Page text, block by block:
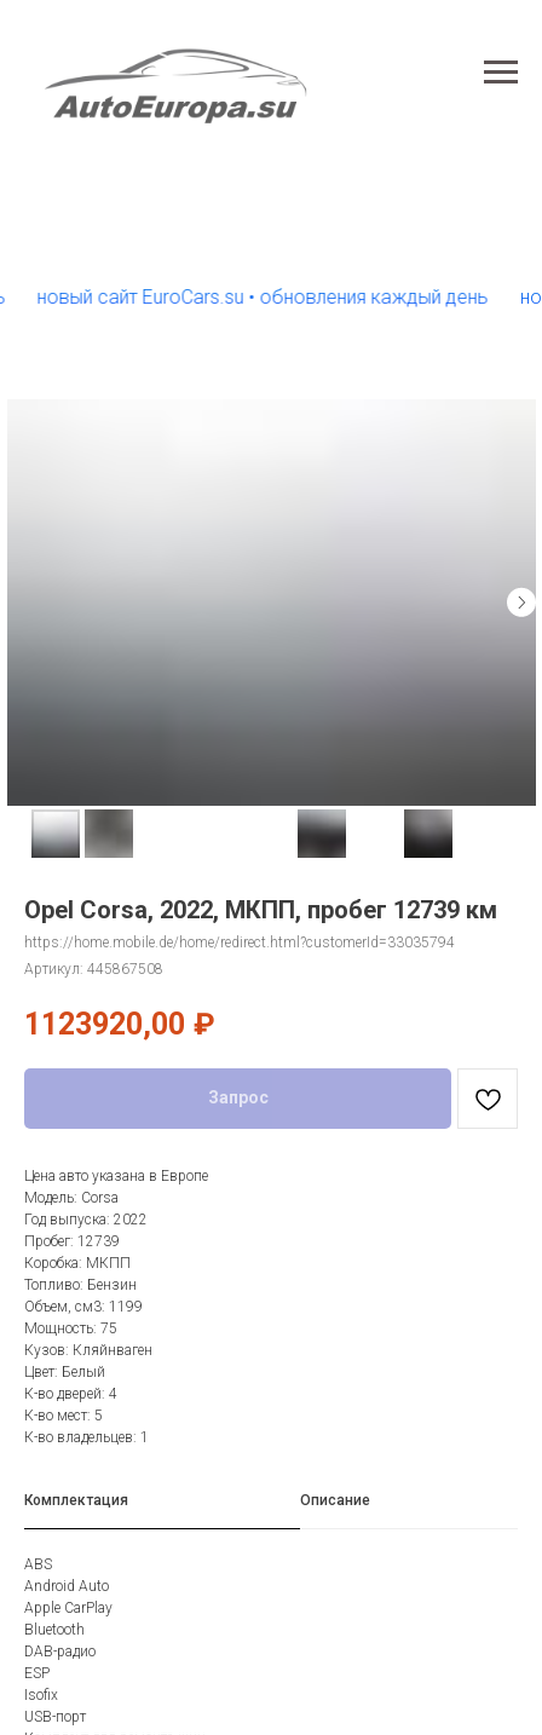
сайт EuroCars.su • обновления каждый день новый
Opel Corsa, 2022, МКПП, пробег 12739 км
https://home.mobile.de/home/redirect.html?customerId=33035794
Артикул: 445867508
1123920,00 ₽
Запрос
Цена авто указана в Европе
Модель: Corsa
Год выпуска: 2022
Пробег: 12739
Коробка: МКПП
Топливо: Бензин
Объем, см3: 1199
Мощность: 75
Кузов: Кляйнваген
Цвет: Белый
К-во дверей: 4
К-во мест: 5
К-во владельцев: 1
Комплектация Описание
ABS
Android Auto
Apple CarPlay
Bluetooth
DAB-радио
ESP
Isofix
USB-порт